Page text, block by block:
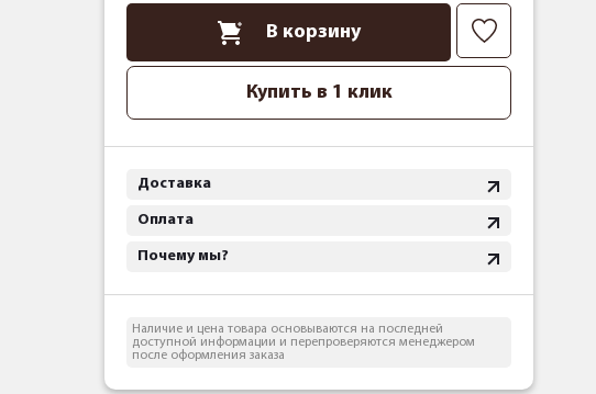
В корзину
Купить в 1 клик
Доставка
Оплата
Почему мы?
Наличие и цена товара основываются на последней
доступной информации и перепроверяются менеджером
после оформления заказа